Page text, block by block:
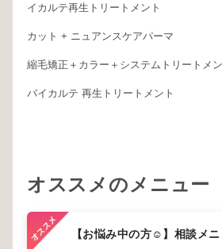
イカルテ再生トリートメント
カット + ニュアンスケアパーマ
縮毛矯正＋カラー＋システムトリートメ
バイカルテ 再生トリートメント
オススメのメニュー
【お悩み中の方☺︎】相談メ